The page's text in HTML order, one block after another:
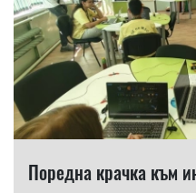
Поредна крачка към